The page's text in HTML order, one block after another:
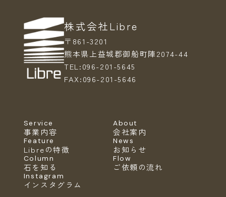
株式会社Libre
〒861-3201
熊本県上益城郡御船町陣2074-44
TEL:096-201-5645
FAX:096-201-5646
Service
事業内容
About
会社案内
Feature
Libreの特徴
News
お知らせ
Column
石を知る
Flow
ご依頼の流れ
Instagram
インスタグラム